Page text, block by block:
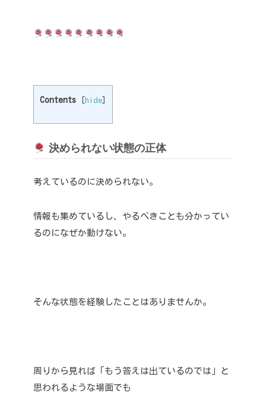
Contents hide
決められない状態の正体
考えているのに決められない。
情報も集めているし、やるべきことも分かってい
るのになぜか動けない。
そんな状態を経験したことはありませんか。
周りから見れば「もう答えは出ているのでは」と
思われるような場面でも